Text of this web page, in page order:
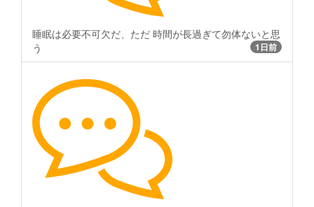
睡眠は必要不可欠だ、ただ 時間が長過ぎて勿体ないと思
う
1日前